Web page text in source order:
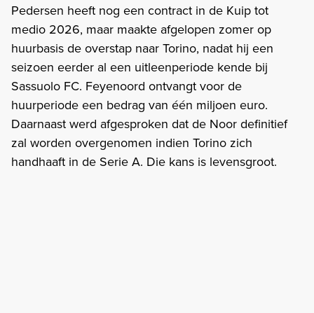
Pedersen heeft nog een contract in de Kuip tot
medio 2026, maar maakte afgelopen zomer op
huurbasis de overstap naar Torino, nadat hij een
seizoen eerder al een uitleenperiode kende bij
Sassuolo FC. Feyenoord ontvangt voor de
huurperiode een bedrag van één miljoen euro.
Daarnaast werd afgesproken dat de Noor definitief
zal worden overgenomen indien Torino zich
handhaaft in de Serie A. Die kans is levensgroot.